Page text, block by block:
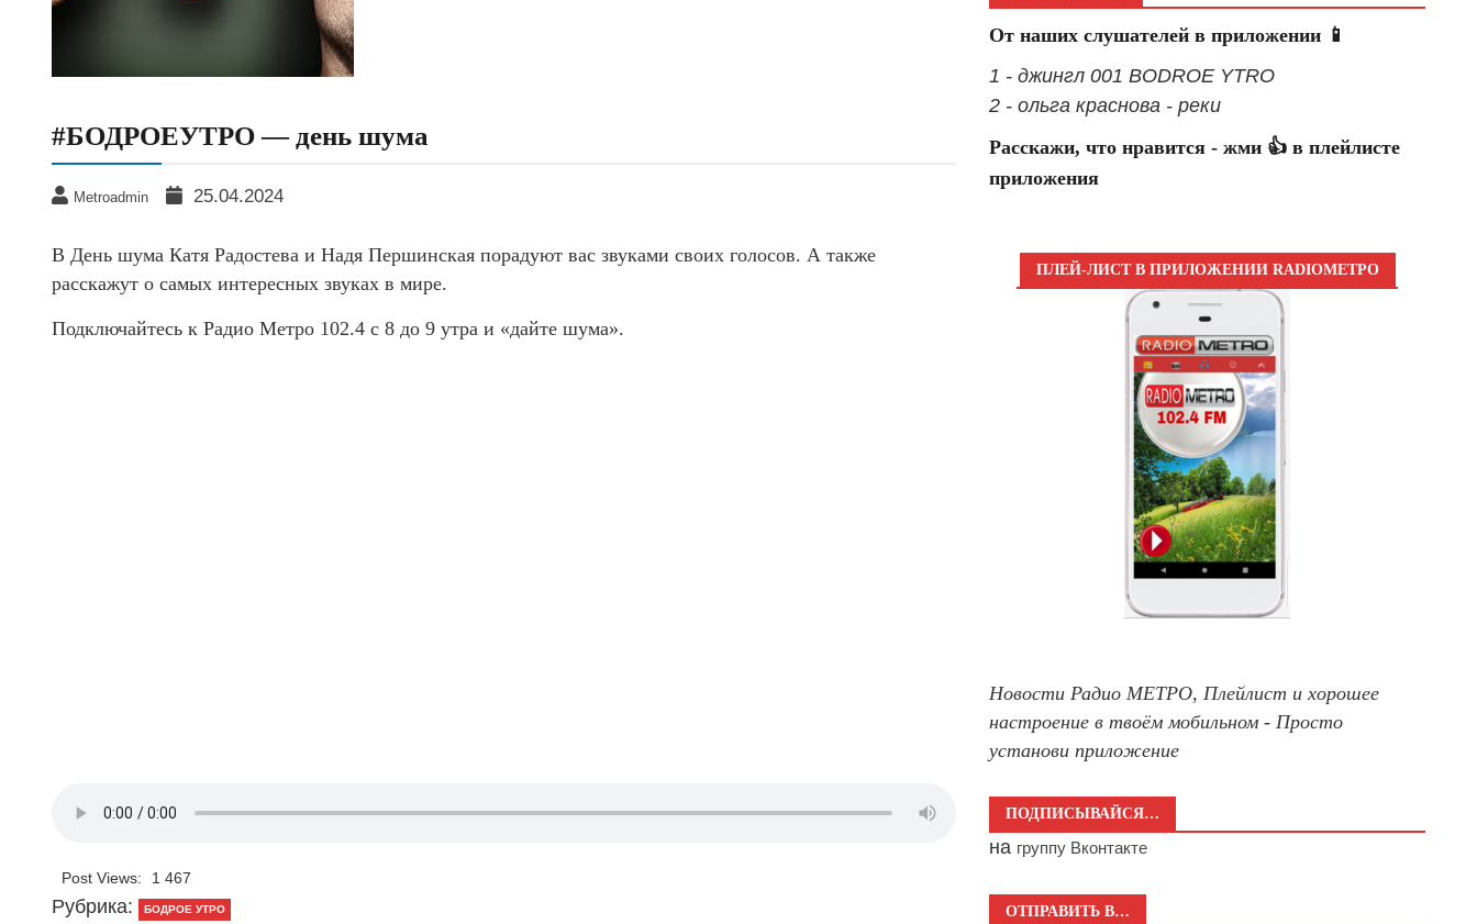
#БОДРОЕУТРО — день шума
Metroadmin 25.04.2024
В День шума Катя Радостева и Надя Першинская порадуют вас звуками своих голосов. А также
расскажут о самых интересных звуках в мире.
Подключайтесь к Радио Метро 102.4 с 8 до 9 утра и «дайте шума».
Post Views: 1 467
Рубрика: БОДРОЕ УТРО
От наших слушателей в приложении 📱
1 - джингл 001 BODROE YTRO
2 - ольга краснова - реки
Расскажи, что нравится - жми 👍 в плейлисте
приложения
ПЛЕЙ-ЛИСТ В ПРИЛОЖЕНИИ RADIOМЕТРО
Новости Радио МЕТРО, Плейлист и хорошее
настроение в твоём мобильном - Просто
установи приложение
ПОДПИСЫВАЙСЯ…
на группу Вконтакте
ОТПРАВИТЬ В…